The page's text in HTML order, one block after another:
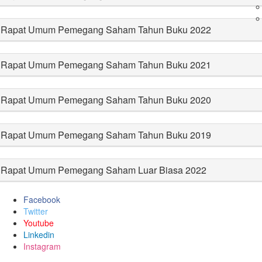
Rapat Umum Pemegang Saham Tahun Buku 2022
Rapat Umum Pemegang Saham Tahun Buku 2021
Rapat Umum Pemegang Saham Tahun Buku 2020
Rapat Umum Pemegang Saham Tahun Buku 2019
Rapat Umum Pemegang Saham Luar Biasa 2022
Facebook
Twitter
Youtube
Linkedin
Instagram